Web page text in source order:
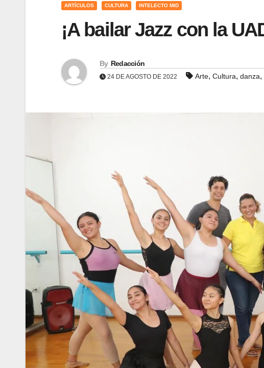
ARTÍCULOS CULTURA INTELECTO MID
¡A bailar Jazz con la
By Redacción
24 DE AGOSTO DE 2022 Arte, Cultura, danza,